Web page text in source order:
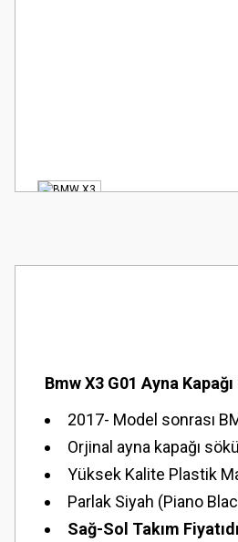
Bmw X3 G01 Ayna
2017- Model sonrası
Orjinal ayna kapağı
Yüksek Kalite Plastik
Parlak Siyah (Piano
Sağ-Sol Takım